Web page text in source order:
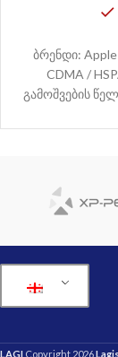
ბრენდი:
CDMA /
გამოშვების
LAGI Copyright 2026